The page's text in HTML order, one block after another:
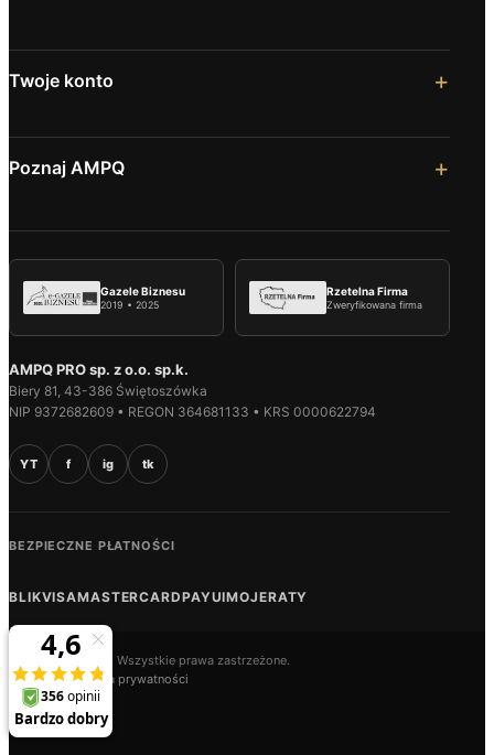
Twoje konto
Poznaj AMPQ
Gazele Biznesu
2019 • 2025
Rzetelna Firma
Zweryfikowana firma
AMPQ PRO sp. z o.o. sp.k.
Biery 81, 43-386 Świętoszówka
NIP 9372682609 • REGON 364681133 • KRS 0000622794
YT f ig tk
BEZPIECZNE PŁATNOŚCI
BLIKVISAMASTERCARDPAYUIMOJERATY
© 2026 AMPQ.PL. Wszystkie prawa zastrzeżone.
Regulamin Polityka prywatności